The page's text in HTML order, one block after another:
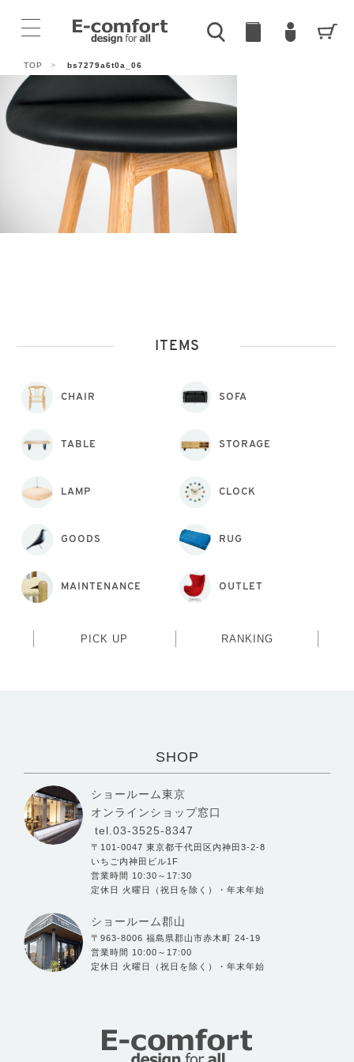
TOP > bs7279a6t0a_06
ITEMS
CHAIR SOFA
TABLE STORAGE
LAMP CLOCK
GOODS RUG
MAINTENANCE OUTLET
PICK UP RANKING
SHOP
ショールーム東京
オンラインショップ窓口
tel.03-3525-8347
〒101-0047 東京都千代田区内神田3-2-8
いちご内神田ビル1F
営業時間 10:30～17:30
定休日 火曜日（祝日を除く）・年末年始
ショールーム郡山
〒963-8006 福島県郡山市赤木町 24-19
営業時間 10:00～17:00
定休日 火曜日（祝日を除く）・年末年始